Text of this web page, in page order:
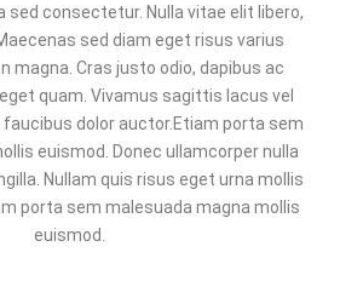
sed consectetur. Nulla vitae elit libero,
sed diam eget risus varius
magna. Cras justo odio, dapibus ac
quam. Vivamus sagittis lacus vel
dolor auctor.Etiam porta sem
euismod. Donec ullamcorper nulla
Nullam quis risus eget urna mollis
porta sem malesuada magna mollis
euismod.